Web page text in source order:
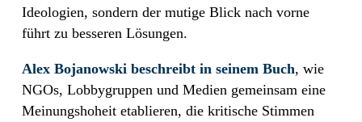
Ideologien, sondern der mutige Blick nach vorne
führt zu besseren Lösungen.
Alex Bojanowski beschreibt in seinem Buch, wie
NGOs, Lobbygruppen und Medien gemeinsam eine
Meinungshoheit etablieren, die kritische Stimmen